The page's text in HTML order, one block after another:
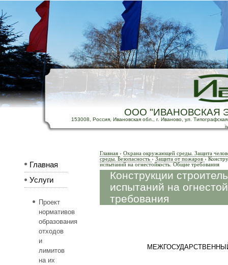
ООО "ИВАНОВСКАЯ
153008, Россия, Ивановская обл., г. Иваново, ул.
Главная
Услуги
Проект
нормативов
образования
отходов
и
лимитов
на их
Главная › Охрана окружающей среды. Защита
среды. Безопасность › Защита от пожаров ›
испытаний на огнестойкость. Общие требования
Конструкции
испытаний на
требования